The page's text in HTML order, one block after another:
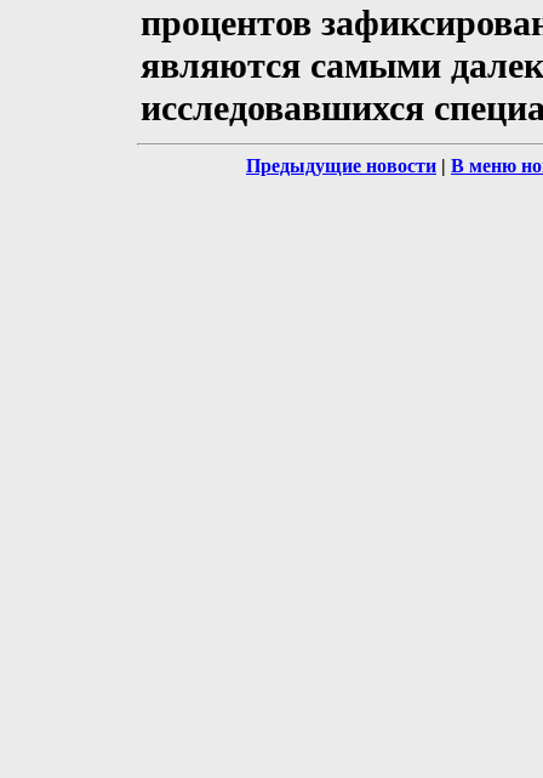
процентов
являются самыми
исследовавшихся
Предыдущие новости | В меню